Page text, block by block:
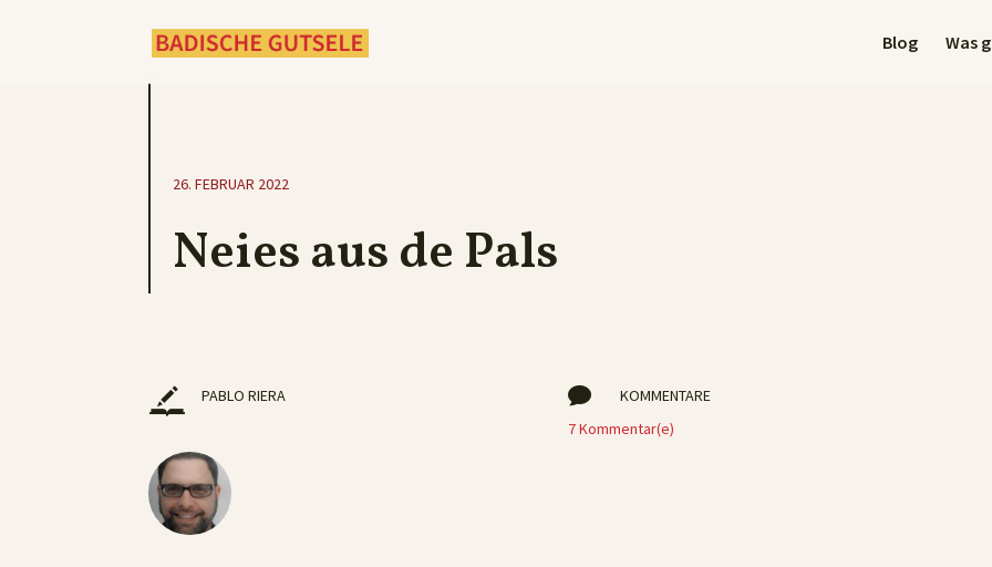
Blog Was
26. FEBRUAR 2022
Neies aus de Pals
PABLO RIERA 
KOMMENTARE
7 Kommentar(e)